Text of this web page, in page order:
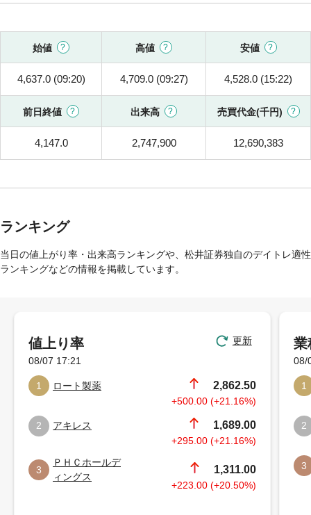
始値 高値 安値
4,637.0 (09:20) 4,709.0 (09:27) 4,528.0 (15:22)
前日終値 出来高 売買代金(千円)
4,147.0 2,747,900 12,690,383
ランキング
当日の値上がり率・出来高ランキングや、松井証券独自のデイトレ適性
ランキングなどの情報を掲載しています。